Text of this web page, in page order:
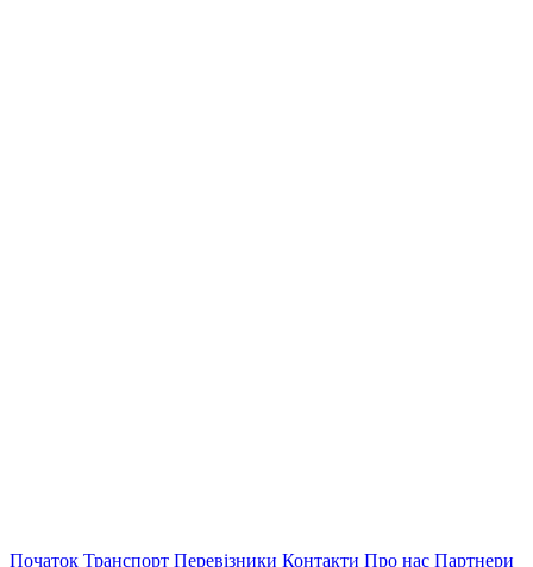
Початок Транспорт Перевiзники Контакти Про нас Партнери